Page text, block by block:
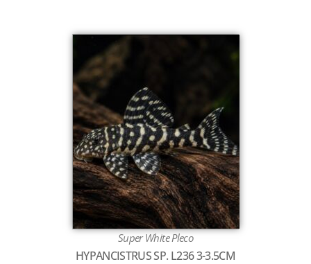
Super White Pleco
HYPANCISTRUS SP. L236 3-3.5CM